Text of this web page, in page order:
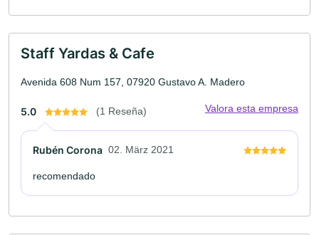
Staff Yardas & Cafe
Avenida 608 Num 157, 07920 Gustavo A. Madero
5.0 (1 Reseña) Valora esta empresa
Rubén Corona 02. März 2021
recomendado